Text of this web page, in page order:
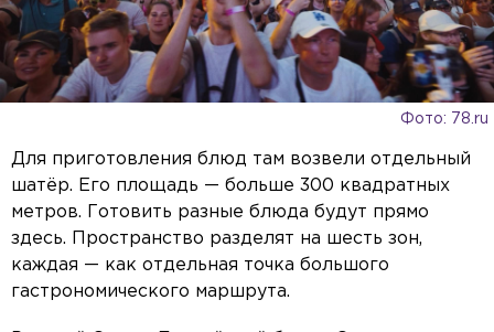
Фото: 78.ru
Для приготовления блюд там возвели отдельный
шатёр. Его площадь — больше 300 квадратных
метров. Готовить разные блюда будут прямо
здесь. Пространство разделят на шесть зон,
каждая — как отдельная точка большого
гастрономического маршрута.